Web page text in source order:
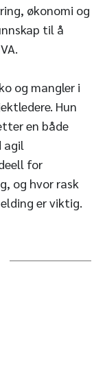
økonomi og
til å
og mangler i
Hun
en både
agil
for
og hvor rask
er viktig.